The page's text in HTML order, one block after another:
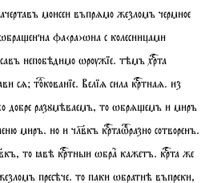
моисеи въпрѧмо жезломъ чермное
фа‹ра›ѡна с колесницами
непобѣдимо ѡрѹжїе. тѣмъ хрта
сѧ;токованїе. Велїѧ сила кртнаѧ. из
добре разꙋмѣваемъ, то ѡбрѧемъ и миръ
миръ. но и члвкъ кртаѡразно сотворенъ.
то ꙗвѣ кртныи ѡбра кажетъ. крта же
пресѣче. то паки ѡбратнѣ въпреки,